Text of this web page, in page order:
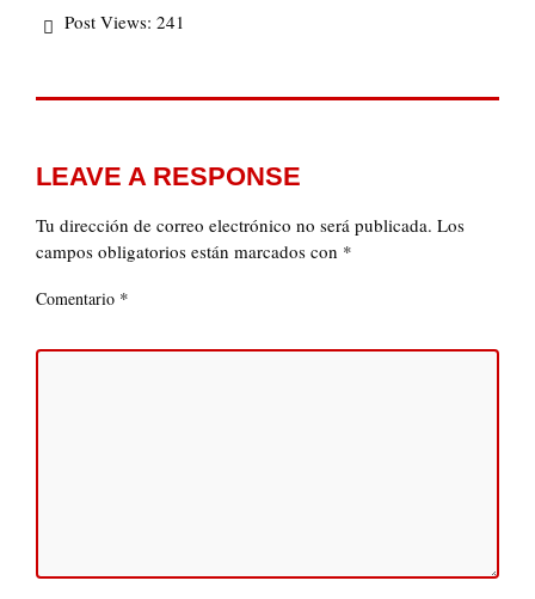
Post Views: 241
LEAVE A RESPONSE
Tu dirección de correo electrónico no será publicada. Los
campos obligatorios están marcados con *
Comentario *